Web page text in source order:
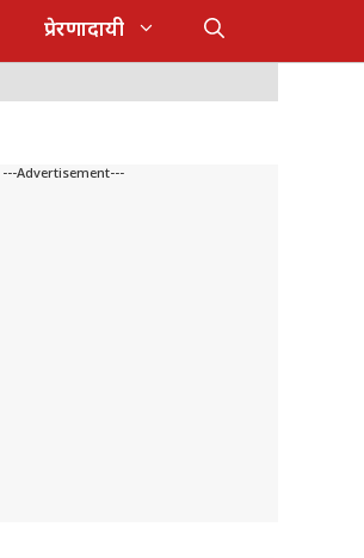
प्रेरणादायी
---Advertisement---